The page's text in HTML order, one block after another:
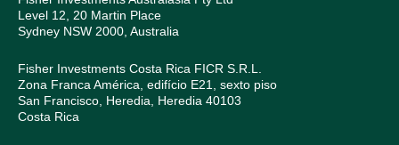
Level 12, 20 Martin Place
Sydney NSW 2000, Australia
Fisher Investments Costa Rica FICR S.R.L.
Zona Franca América, edifício E21, sexto piso
San Francisco, Heredia, Heredia 40103
Costa Rica